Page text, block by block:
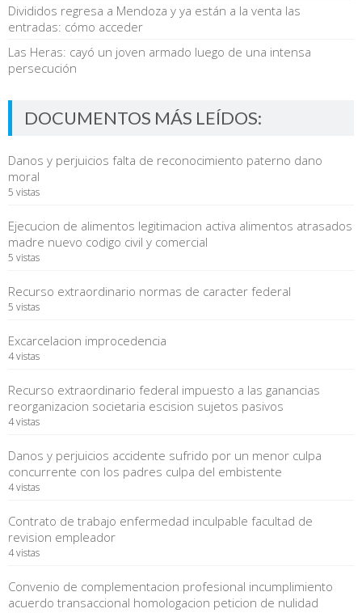
Divididos regresa a Mendoza y ya están a la venta las
entradas: cómo acceder
Las Heras: cayó un joven armado luego de una intensa
persecución
DOCUMENTOS MÁS LEÍDOS:
Danos y perjuicios falta de reconocimiento paterno dano
moral
5 vistas
Ejecucion de alimentos legitimacion activa alimentos atrasados
madre nuevo codigo civil y comercial
5 vistas
Recurso extraordinario normas de caracter federal
5 vistas
Excarcelacion improcedencia
4 vistas
Recurso extraordinario federal impuesto a las ganancias
reorganizacion societaria escision sujetos pasivos
4 vistas
Danos y perjuicios accidente sufrido por un menor culpa
concurrente con los padres culpa del embistente
4 vistas
Contrato de trabajo enfermedad inculpable facultad de
revision empleador
4 vistas
Convenio de complementacion profesional incumplimiento
acuerdo transaccional homologacion peticion de nulidad